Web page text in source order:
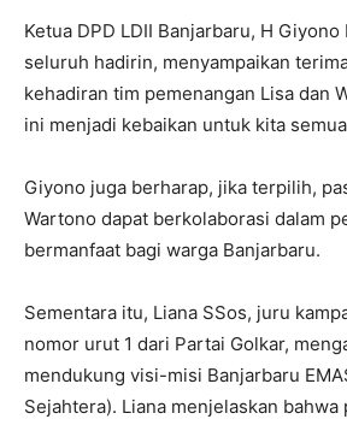
Ketua DPD LDII Banjarbaru, H
seluruh hadirin, menyampaikan
kehadiran tim pemenangan Lisa dan
ini menjadi kebaikan untuk kita
Giyono juga berharap, jika terpilih,
Wartono dapat berkolaborasi dalam
bermanfaat bagi warga Banjarbaru.
Sementara itu, Liana SSos, juru
nomor urut 1 dari Partai Golkar,
mendukung visi-misi Banjarbaru
Sejahtera). Liana menjelaskan bahwa